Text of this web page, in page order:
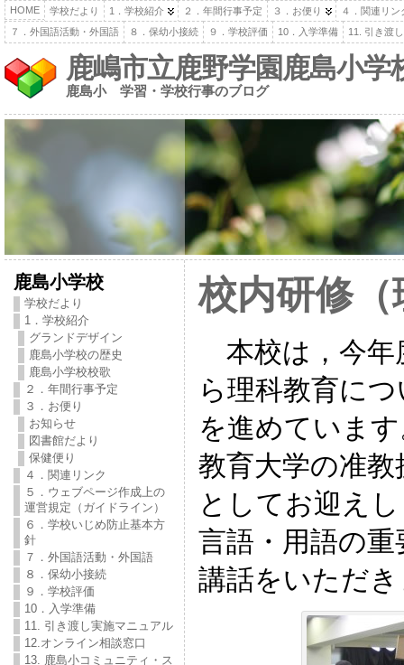
HOME 学校だより 1．学校紹介 ２．年間行事予定 ３．お便り
４．関連リン
７．外国語活動・外国語
８．保幼小接続 ９．学校評価 10．入学準備 11. 引き渡
鹿嶋市立鹿野学園鹿島小学
鹿島小 学習・学校行事のブログ
鹿島小学校
学校だより
1．学校紹介
グランドデザイン
鹿島小学校の歴史
鹿島小学校校歌
２．年間行事予定
３．お便り
お知らせ
図書館だより
保健便り
４．関連リンク
５．ウェブページ作成上の
運営規定（ガイドライン）
６．学校いじめ防止基本方
針
７．外国語活動・外国語
８．保幼小接続
９．学校評価
10．入学準備
11. 引き渡し実施マニュアル
12.オンライン相談窓口
13. 鹿島小コミュニティ・ス
校内研修
本校は，今年
ら理科教育に
を進めていま
教育大学の准
としてお迎え
言語・用語の
講話をいただ